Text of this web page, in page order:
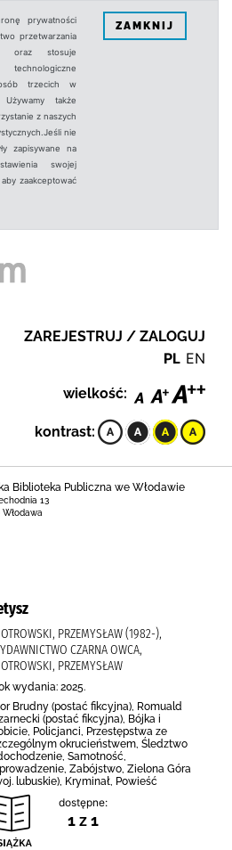
prywatności
przetwarzania
oraz stosuje
technologiczne
trzecich w
Używamy także
z naszych
nie
zapisywane na
swojej
zaakceptować
ZAMKNIJ
ZAREJESTRUJ / ZALOGUJ
PL EN
wielkość:
kontrast:
Biblioteka Publiczna we Włodawie
13
Włodawa
PRZEMYSŁAW (1982-),
CZARNA OWCA,
PRZEMYSŁAW
wydania: 2025.
Brudny (postać fikcyjna), Romuald
(postać fikcyjna), Bójka i
Policjanci, Przestępstwa ze
okrucieństwem, Śledztwo
Samotność,
Zabójstwo, Zielona Góra
lubuskie), Kryminał, Powieść
dostępne:
1 z 1